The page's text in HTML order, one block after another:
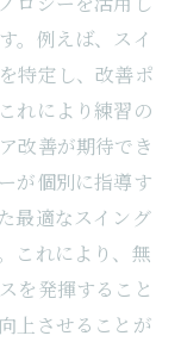
。例えば、スイ
特定し、改善ポ
れにより練習の
改善が期待でき
が個別に指導す
最適なスイング
これにより、無
を発揮すること
上させることが